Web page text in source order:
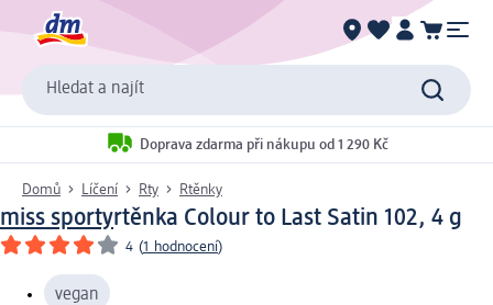
Hledat a najít
Doprava zdarma při nákupu od 1 290 Kč
Domů Líčení Rty Rtěnky
miss sportyrtěnka Colour to Last Satin 102, 4 g
4 (1 hodnocení)
vegan